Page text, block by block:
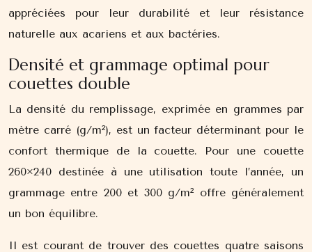
appréciées pour leur durabilité et leur résistance
naturelle aux acariens et aux bactéries.
Densité et grammage optimal pour
couettes double
La densité du remplissage, exprimée en grammes par
mètre carré (g/m²), est un facteur déterminant pour le
confort thermique de la couette. Pour une couette
260×240 destinée à une utilisation toute l’année, un
grammage entre 200 et 300 g/m² offre généralement
un bon équilibre.
Il est courant de trouver des couettes quatre saisons